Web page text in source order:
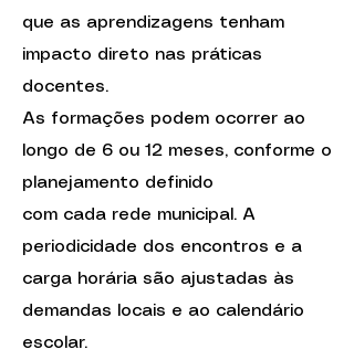
que as aprendizagens tenham
impacto direto nas práticas
docentes.
As formações podem ocorrer ao
longo de 6 ou 12 meses, conforme o
planejamento definido
com cada rede municipal. A
periodicidade dos encontros e a
carga horária são ajustadas às
demandas locais e ao calendário
escolar.